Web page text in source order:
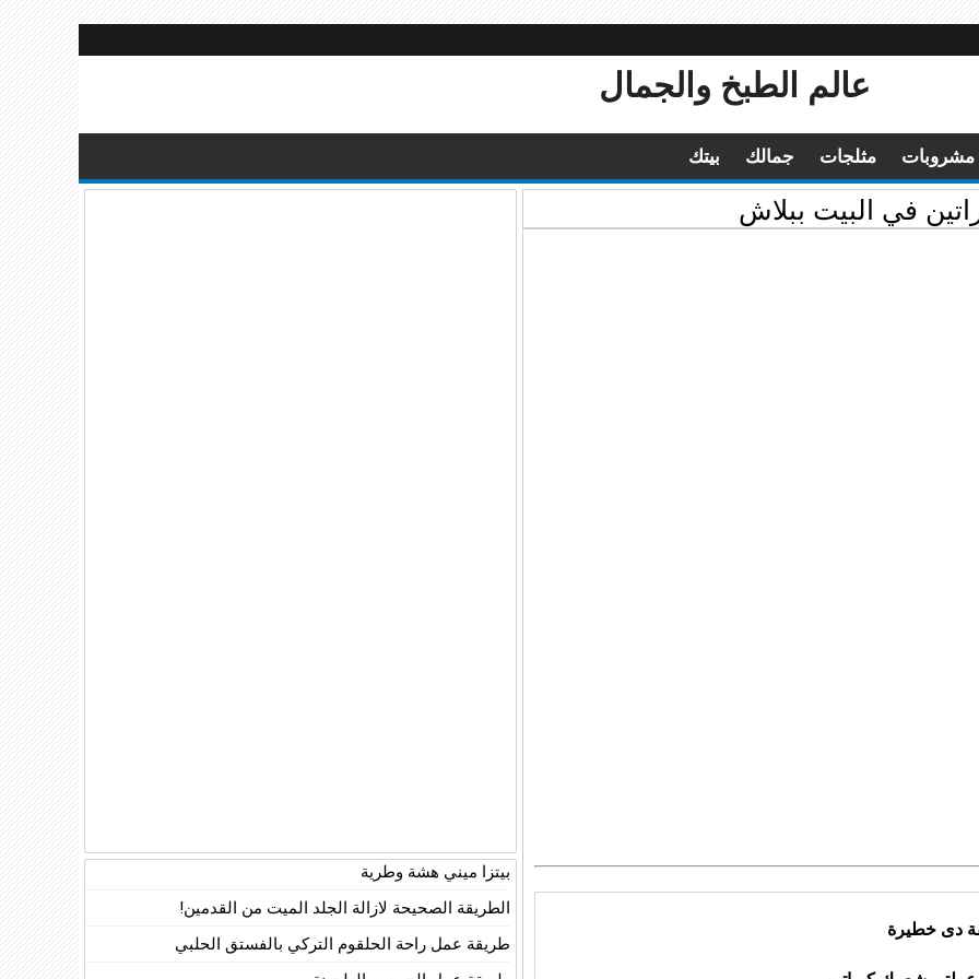
عالم الطبخ والجمال
مشروبات مثلجات جمالك بيتك
في البيت ببلاش
دى خطيرة
بيتزا ميني هشة وطرية
الطريقة الصحيحة لازالة الجلد الميت من القدمين!
طريقة عمل راحة الحلقوم التركي بالفستق الحلبي